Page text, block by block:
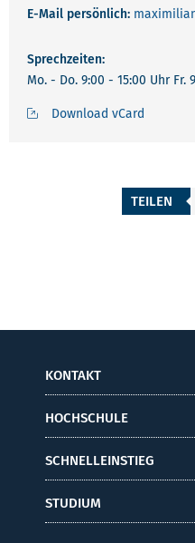
E-Mail persönlich:
Sprechzeiten:
Mo. - Do. 9:00 - 15:00 Uhr Fr.
Download vCard
TEILEN
KONTAKT
HOCHSCHULE
SCHNELLEINSTIEG
STUDIUM